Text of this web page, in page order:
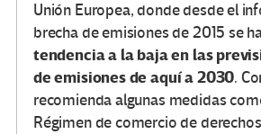
Unión Europea, donde desde el
brecha de emisiones de 2015 se
tendencia a la baja en las
de emisiones de aquí a 2030.
recomienda algunas medidas
Régimen de comercio de